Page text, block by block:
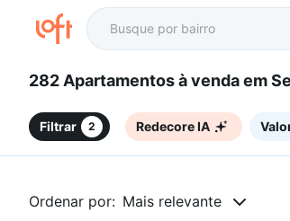
282 Apartamentos à venda
Filtrar 2 Redecore IA
Ordenar por: Mais relevante